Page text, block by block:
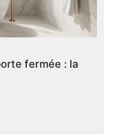
fermée : la